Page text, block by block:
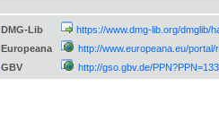
DMG-Lib
https://www.dmg-lib.org/dmglib/
Europeana
http://www.europeana.eu/
GBV
http://gso.gbv.de/